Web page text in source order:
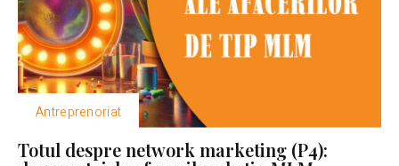
Antreprenoriat
Totul despre network marketing (P4):